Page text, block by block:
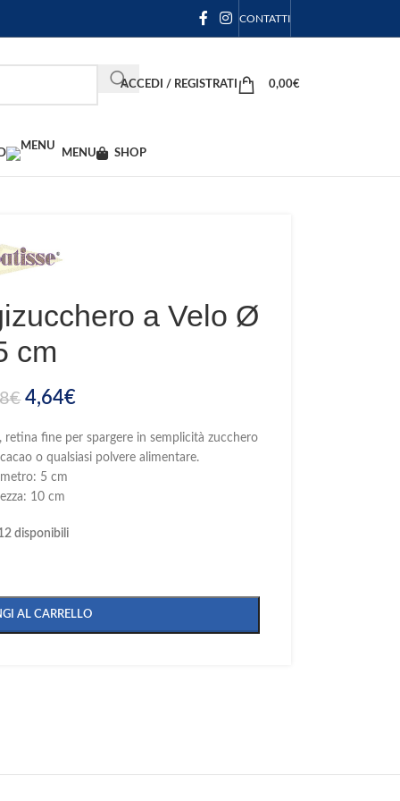
CONTATTI
ACCEDI / REGISTRATI 0,00€
MENU SHOP
a Velo Ø
cm
€ 4,64€
retina fine per spargere in semplicità zucchero
o qualsiasi polvere alimentare.
5 cm
10 cm
disponibili
AL CARRELLO